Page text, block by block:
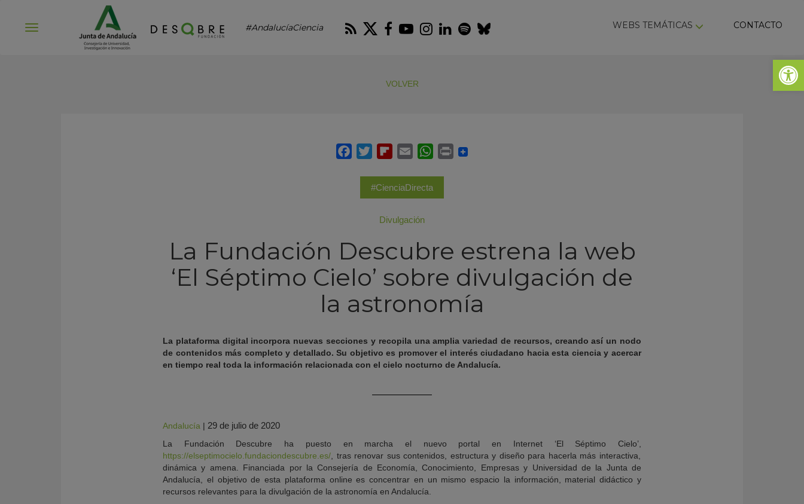
Abrir
#AndalucíaCiencia RSS Twitter
Facebook
Youtube
Instagram
LinkedIn
Spotify
Bluesky WEBS TEMÁTICAS CONTACTO
VOLVER
#CienciaDirecta
Divulgación
La Fundación Descubre estrena la web
‘El Séptimo Cielo’ sobre divulgación de
la astronomía
La plataforma digital incorpora nuevas secciones y recopila una amplia variedad de recursos, creando así un nodo
de contenidos más completo y detallado. Su objetivo es promover el interés ciudadano hacia esta ciencia y acercar
en tiempo real toda la información relacionada con el cielo nocturno de Andalucía.
Andalucía | 29 de julio de 2020
La Fundación Descubre ha puesto en marcha el nuevo portal en Internet ‘El Séptimo Cielo’,
https://elseptimocielo.fundaciondescubre.es/ , tras renovar sus contenidos, estructura y diseño para hacerla más interactiva,
dinámica y amena. Financiada por la Consejería de Economía, Conocimiento, Empresas y Universidad de la Junta de
Andalucía, el objetivo de esta plataforma online es concentrar en un mismo espacio la información, material didáctico y
recursos relevantes para la divulgación de la astronomía en Andalucía.